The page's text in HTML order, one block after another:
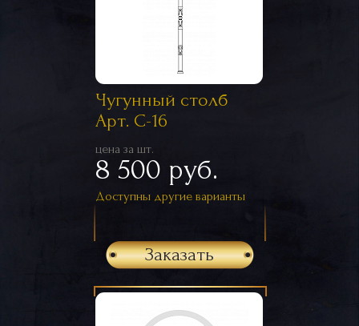
Чугунный столб
Арт. С-16
цена за шт.
8 500 руб.
Доступны другие варианты
Заказать